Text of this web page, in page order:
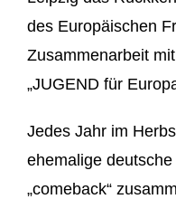
des Europäischen
Zusammenarbeit
„JUGEND für
Jedes Jahr im
ehemalige
„comeback“